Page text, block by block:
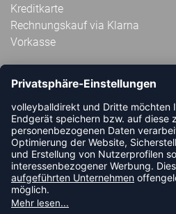
Kreditkarte
Rechnungskauf via Klarna
Vorkasse
ABONNIERE JETZT DEN
VOLLEYBALLDIREKT-
NEUIGKEIT ODER AKTION MEHR.
JETZT